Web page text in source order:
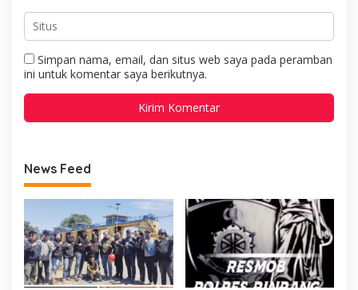
Simpan nama, email, dan situs web saya pada peramban
ini untuk komentar saya berikutnya.
News Feed